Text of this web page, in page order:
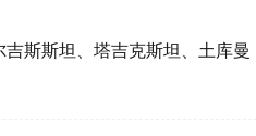
斯斯坦、塔吉克斯坦、土库曼